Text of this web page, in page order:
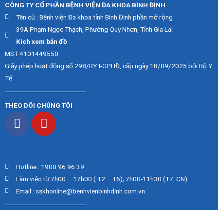
CÔNG TY CỔ PHẦN BỆNH VIỆN ĐA KHOA BÌNH ĐỊNH
Tên cũ : Bệnh viện Đa khoa tỉnh Bình Định phần mở rộng
39A Phạm Ngọc Thạch, Phường Quy Nhơn, Tỉnh Gia Lai
Kích xem bản đồ
MST 4101449550
Giấy phép hoạt động số 298/BYT-GPHĐ, cấp ngày 18/09/2025 bởi Bộ Y
Tế
THEO DÕI CHÚNG TÔI
Hotline : 1900 96 96 39
Làm việc từ 7h00 – 17h00 ( T2 – T6); 7h00-11h30 (T7, CN)
Email : cskhonline@benhvienbinhdinh.com.vn